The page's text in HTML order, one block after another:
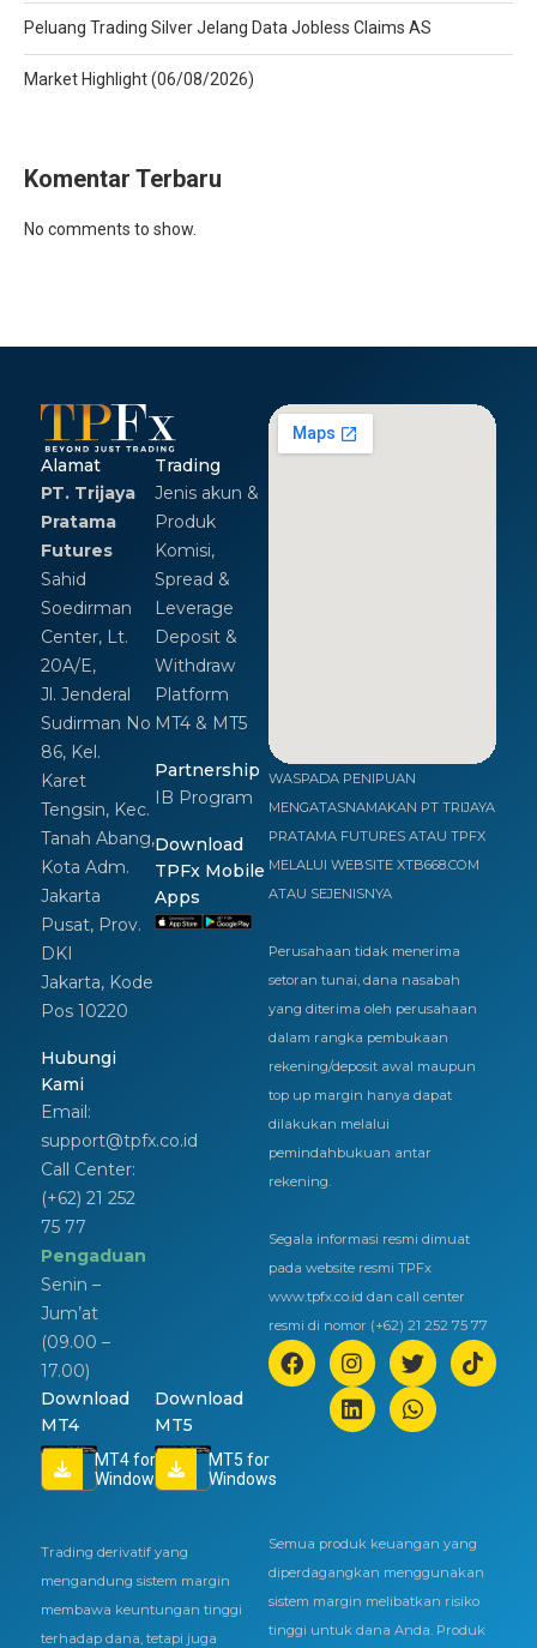
Peluang Trading Silver Jelang Data Jobless Claims AS
Market Highlight (06/08/2026)
Komentar Terbaru
No comments to show.
Alamat
PT. Trijaya
Pratama
Futures
Sahid
Soedirman
Center, Lt.
20A/E,
Jl. Jenderal
Sudirman No
86, Kel.
Karet
Tengsin, Kec.
Tanah Abang,
Kota Adm.
Jakarta
Pusat, Prov.
DKI
Jakarta, Kode
Pos 10220
Hubungi
Kami
Email:
support@tpfx.co.id
Call Center:
(+62) 21 252
75 77
Pengaduan
Senin –
Jum’at
(09.00 –
17.00)
Trading
Jenis akun &
Produk
Komisi,
Spread &
Leverage
Deposit &
Withdraw
Platform
MT4 & MT5
Partnership
IB Program
Download
TPFx Mobile
Apps
Download
MT4
MT4 for
Windows
Download
MT5
MT5 for
Windows
WASPADA PENIPUAN
MENGATASNAMAKAN PT TRIJAYA
PRATAMA FUTURES ATAU TPFX
MELALUI WEBSITE XTB668.COM
ATAU SEJENISNYA
Perusahaan tidak menerima
setoran tunai, dana nasabah
yang diterima oleh perusahaan
dalam rangka pembukaan
rekening/deposit awal maupun
top up margin hanya dapat
dilakukan melalui
pemindahbukuan antar
rekening.
Segala informasi resmi dimuat
pada website resmi TPFx
www.tpfx.co.id dan call center
resmi di nomor (+62) 21 252 75 77
Trading derivatif yang
mengandung sistem margin
membawa keuntungan tinggi
terhadap dana, tetapi juga
Semua produk keuangan yang
diperdagangkan menggunakan
sistem margin melibatkan risiko
tinggi untuk dana Anda. Produk